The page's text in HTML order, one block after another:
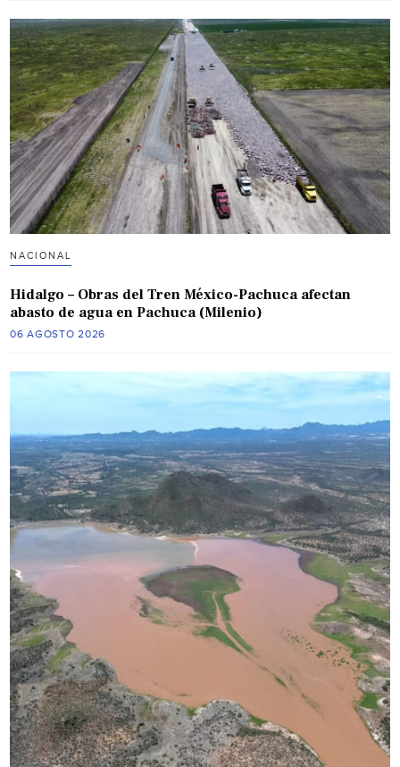
NACIONAL
Hidalgo – Obras del Tren México-Pachuca afectan
abasto de agua en Pachuca (Milenio)
06 AGOSTO 2026